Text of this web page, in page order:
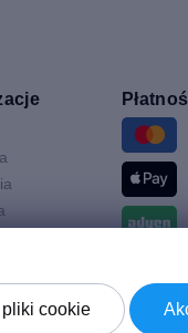
cookie